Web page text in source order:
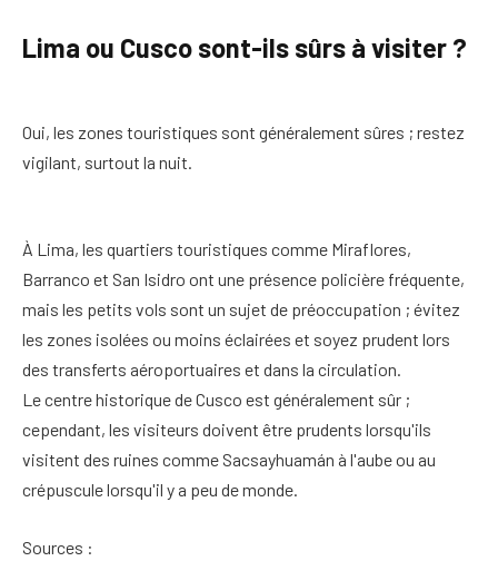
Lima ou Cusco sont-ils sûrs à visiter ?
Oui, les zones touristiques sont généralement sûres ; restez
vigilant, surtout la nuit.
À Lima, les quartiers touristiques comme Miraflores,
Barranco et San Isidro ont une présence policière fréquente,
mais les petits vols sont un sujet de préoccupation ; évitez
les zones isolées ou moins éclairées et soyez prudent lors
des transferts aéroportuaires et dans la circulation.
Le centre historique de Cusco est généralement sûr ;
cependant, les visiteurs doivent être prudents lorsqu'ils
visitent des ruines comme Sacsayhuamán à l'aube ou au
crépuscule lorsqu'il y a peu de monde.
Sources :